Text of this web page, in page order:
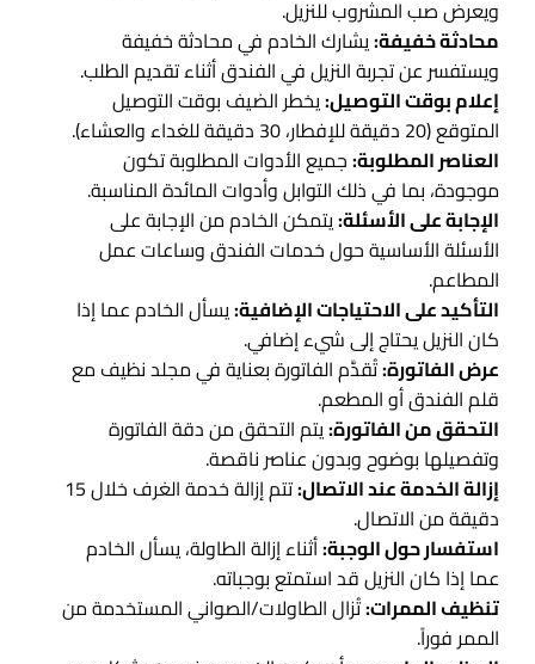
ويعرض صب المشروب للنزيل.
محادثة خفيفة:يشارك الخادم في محادثة خفيفة
ويستفسر عن تجربة النزيل في الفندق أثناء تقديم الطلب.
إعلام بوقت التوصيل:يخطر الضيف بوقت التوصيل
المتوقع (20 دقيقة للإفطار، 30 دقيقة للغداء والعشاء).
العناصر المطلوبة:جميع الأدوات المطلوبة تكون
موجودة، بما في ذلك التوابل وأدوات المائدة المناسبة.
الإجابة على الأسئلة:يتمكن الخادم من الإجابة على
الأسئلة الأساسية حول خدمات الفندق وساعات عمل
المطاعم.
التأكيد على الاحتياجات الإضافية:يسأل الخادم عما إذا
كان النزيل يحتاج إلى شيء إضافي.
عرض الفاتورة:تُقدَّم الفاتورة بعناية في مجلد نظيف مع
قلم الفندق أو المطعم.
التحقق من الفاتورة:يتم التحقق من دقة الفاتورة
وتفصيلها بوضوح وبدون عناصر ناقصة.
إزالة الخدمة عند الاتصال:
تتم إزالة خدمة الغرف خلال 15
دقيقة من الاتصال.
استفسار حول الوجبة:أثناء إزالة الطاولة، يسأل الخادم
عما إذا كان النزيل قد استمتع بوجباته.
تنظيف الممرات:تُزال الطاولات/الصواني المستخدمة من
الممر فوراً.